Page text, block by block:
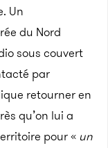
Un
du Nord
sous couvert
par
retourner en
qu’on lui a
pour « un